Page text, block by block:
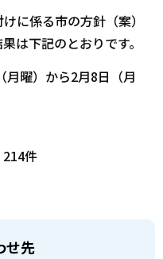
に係る市の方針（案）
は下記のとおりです。
曜）から2月8日（月
件
せ先